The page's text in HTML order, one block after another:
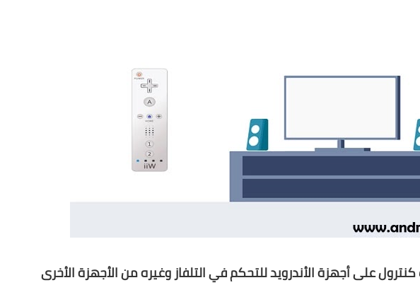
على أجهزة الأندرويد للتحكم في التلفاز وغيره من الأجهزة الأخرى